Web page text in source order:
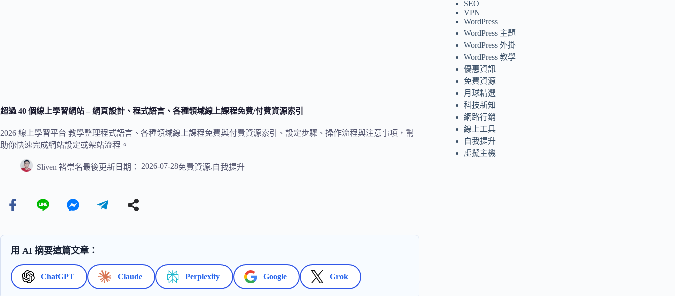
超過 40 個線上學習網站 – 網頁設計、程式語言、各種領域線上課程免費/付費資源索引
2026 線上學習平台 教學整理程式語言、各種領域線上課程免費與付費資源索引、設定步驟、操作流程與注意事項，幫
助你快速完成網站設定或架站流程。
Sliven 褚崇名最後更新日期： 2026-07-28免費資源,自我提升
用 AI 摘要這篇文章：
ChatGPT Claude Perplexity Google Grok
SEO
VPN
WordPress
WordPress 主題
WordPress 外掛
WordPress 教學
優惠資訊
免費資源
月球精選
科技新知
網路行銷
線上工具
自我提升
虛擬主機